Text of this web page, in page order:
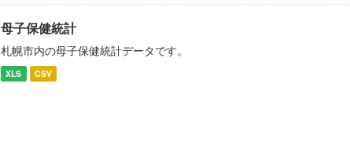
母子保健統計
札幌市内の母子保健統計データです。
XLS CSV